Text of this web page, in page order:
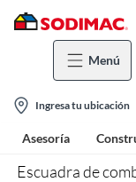
Menú
location-
icon
Ingresa tu ubicación
Asesoría
Escuadra de